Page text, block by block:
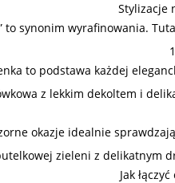
Stylizacje
to synonim wyrafinowania.
to podstawa każdej
z lekkim dekoltem i
okazje idealnie
zieleni z delikatnym
Jak